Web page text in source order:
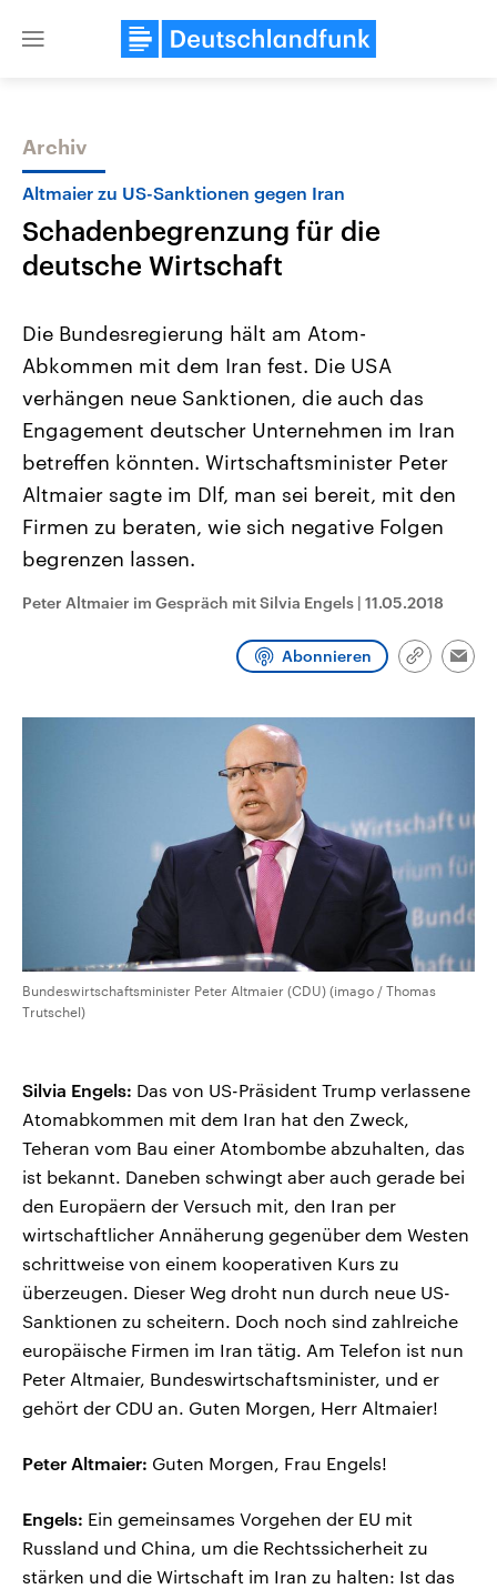
Close
Themen
Landtagswahl Sachsen-Anhalt
2026
Alle Informationen
Sachsen-Anhalt wählt am 6.
September 2026 einen neuen
Landtag. Seit 2021 wird das
Bundesland von einer Koalition aus
CDU, SPD und FDP regiert.-
Umfragen, Prognosen,
Wahlprogramme, aktuelle Berichte
und Hintergründe zu den Parteien
Wahl.
USA
Aktuelle Beiträge,
Hintergründe
Wirtschaftlich und
gehören die Vereinigten
den mächtigsten Ländern
mit großem Einfluss auf
Sendungen Programm
Archiv
Altmaier zu US-Sanktionen gegen Iran
Schadenbegrenzung für die
deutsche Wirtschaft
Die Bundesregierung hält am Atom-
Abkommen mit dem Iran fest. Die USA
verhängen neue Sanktionen, die auch das
Engagement deutscher Unternehmen im Iran
betreffen könnten. Wirtschaftsminister Peter
Altmaier sagte im Dlf, man sei bereit, mit den
Firmen zu beraten, wie sich negative Folgen
begrenzen lassen.
Peter Altmaier im Gespräch mit Silvia Engels | 11.05.2018
Abonnieren
Link
Bundeswirtschaftsminister Peter Altmaier (CDU) (imago / Thomas
Trutschel)
Silvia Engels: Das von US-Präsident Trump verlassene
Atomabkommen mit dem Iran hat den Zweck,
Teheran vom Bau einer Atombombe abzuhalten, das
ist bekannt. Daneben schwingt aber auch gerade bei
den Europäern der Versuch mit, den Iran per
wirtschaftlicher Annäherung gegenüber dem Westen
schrittweise von einem kooperativen Kurs zu
überzeugen. Dieser Weg droht nun durch neue US-
Sanktionen zu scheitern. Doch noch sind zahlreiche
europäische Firmen im Iran tätig. Am Telefon ist nun
Peter Altmaier, Bundeswirtschaftsminister, und er
gehört der CDU an. Guten Morgen, Herr Altmaier!
Peter Altmaier: Guten Morgen, Frau Engels!
Engels: Ein gemeinsames Vorgehen der EU mit
Russland und China, um die Rechtssicherheit zu
stärken und die Wirtschaft im Iran zu halten: Ist das